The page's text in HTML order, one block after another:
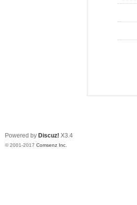
Powered by Discuz! X3.4
© 2001-2017 Comsenz Inc.